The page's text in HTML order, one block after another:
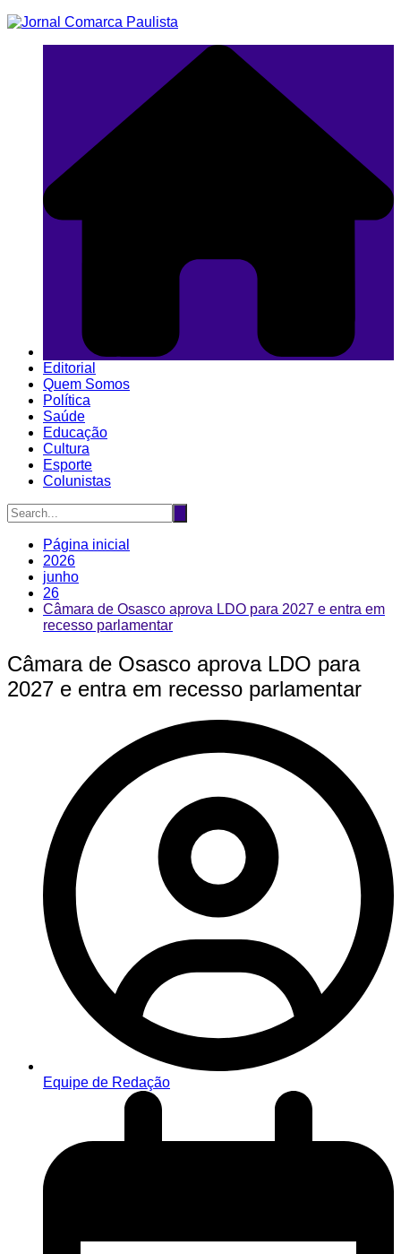
Ir
Editorial
Quem Somos
Política
Saúde
Educação
Cultura
Esporte
Colunistas
Página inicial
2026
junho
26
Câmara de Osasco aprova LDO para 2027 e entra em
recesso parlamentar
Câmara de Osasco aprova LDO para
2027 e entra em recesso parlamentar
Equipe de Redação